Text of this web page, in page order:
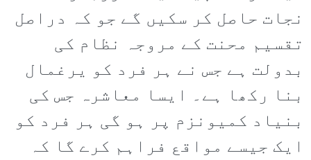
نجات حاصل کر سکیں گے جو کہ دراصل
تقسیم محنت کے مروجہ نظام کی
بدولت ہے جس نے ہر فرد کو یرغمال
بنا رکھا ہے۔ ایسا معاشرہ جس کی
بنیاد کمیونزم پر ہو گی ہر فرد کو
ایک جیسے مواقع فراہم کرے گا کہ